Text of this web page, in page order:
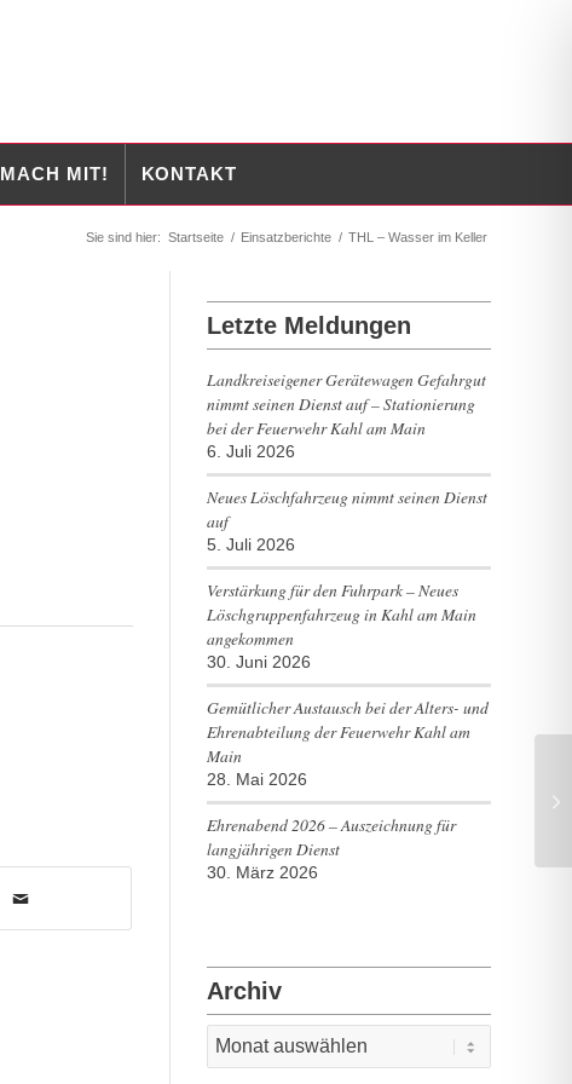
MACH MIT! KONTAKT
Sie sind hier: Startseite / Einsatzberichte / THL – Wasser im Keller
Letzte Meldungen
Landkreiseigener Gerätewagen Gefahrgut
nimmt seinen Dienst auf – Stationierung
bei der Feuerwehr Kahl am Main
6. Juli 2026
Neues Löschfahrzeug nimmt seinen Dienst
auf
5. Juli 2026
Verstärkung für den Fuhrpark – Neues
Löschgruppenfahrzeug in Kahl am Main
angekommen
30. Juni 2026
Gemütlicher Austausch bei der Alters- und
Ehrenabteilung der Feuerwehr Kahl am
Main
28. Mai 2026
Ehrenabend 2026 – Auszeichnung für
langjährigen Dienst
30. März 2026
Archiv